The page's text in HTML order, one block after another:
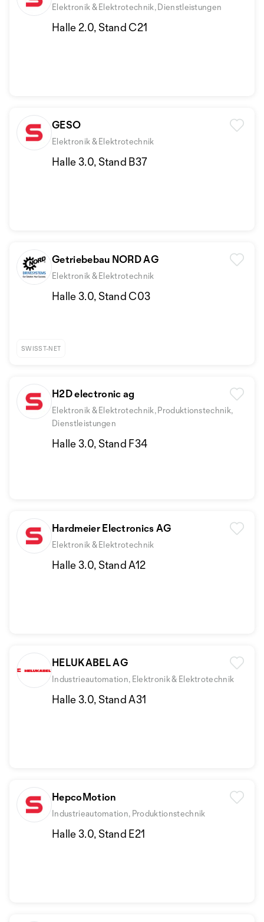
Elektronik & Elektrotechnik, Dienstleistungen
Halle 2.0, Stand C21
GESO
Elektronik & Elektrotechnik
Halle 3.0, Stand B37
Getriebebau NORD AG
Elektronik & Elektrotechnik
Halle 3.0, Stand C03
SWISST-NET
H2D electronic ag
Elektronik & Elektrotechnik, Produktionstechnik,
Dienstleistungen
Halle 3.0, Stand F34
Hardmeier Electronics AG
Elektronik & Elektrotechnik
Halle 3.0, Stand A12
HELUKABEL AG
Industrieautomation, Elektronik & Elektrotechnik
Halle 3.0, Stand A31
HepcoMotion
Industrieautomation, Produktionstechnik
Halle 3.0, Stand E21